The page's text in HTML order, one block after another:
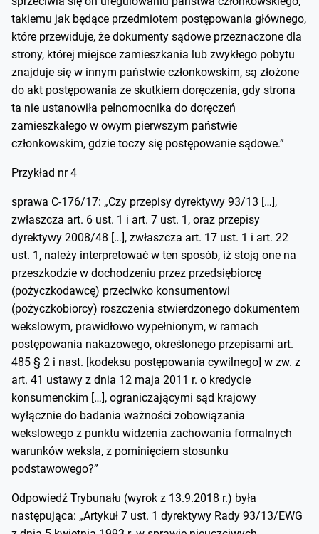
takiemu jak będące przedmiotem postępowania głównego,
które przewiduje, że dokumenty sądowe przeznaczone dla
strony, której miejsce zamieszkania lub zwykłego pobytu
znajduje się w innym państwie członkowskim, są złożone
do akt postępowania ze skutkiem doręczenia, gdy strona
ta nie ustanowiła pełnomocnika do doręczeń
zamieszkałego w owym pierwszym państwie
członkowskim, gdzie toczy się postępowanie sądowe.”
Przykład nr 4
sprawa C-176/17: „Czy przepisy dyrektywy 93/13 […],
zwłaszcza art. 6 ust. 1 i art. 7 ust. 1, oraz przepisy
dyrektywy 2008/48 […], zwłaszcza art. 17 ust. 1 i art. 22
ust. 1, należy interpretować w ten sposób, iż stoją one na
przeszkodzie w dochodzeniu przez przedsiębiorcę
(pożyczkodawcę) przeciwko konsumentowi
(pożyczkobiorcy) roszczenia stwierdzonego dokumentem
wekslowym, prawidłowo wypełnionym, w ramach
postępowania nakazowego, określonego przepisami art.
485 § 2 i nast. [kodeksu postępowania cywilnego] w zw. z
art. 41 ustawy z dnia 12 maja 2011 r. o kredycie
konsumenckim […], ograniczającymi sąd krajowy
wyłącznie do badania ważności zobowiązania
wekslowego z punktu widzenia zachowania formalnych
warunków weksla, z pominięciem stosunku
podstawowego?”
Odpowiedź Trybunału (wyrok z 13.9.2018 r.) była
następująca: „Artykuł 7 ust. 1 dyrektywy Rady 93/13/EWG